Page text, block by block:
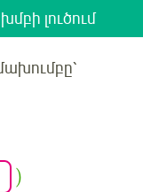
լուծում
)